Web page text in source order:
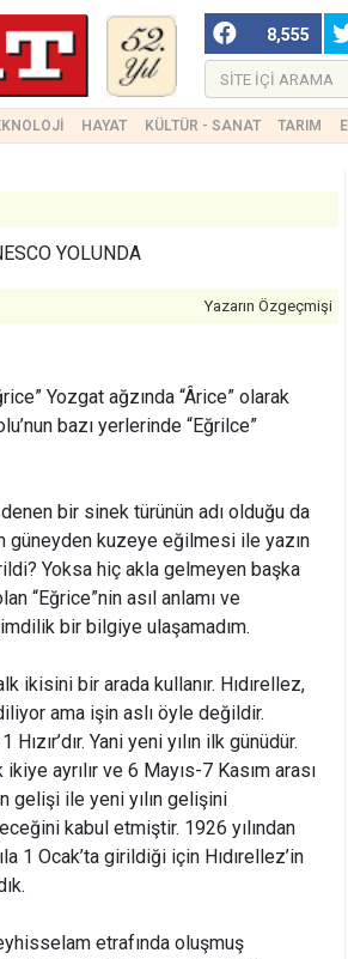
8,555
HAYAT KÜLTÜR - SANAT TARIM
YOLUNDA
Yazarın Özgeçmişi
Yozgat ağzında “Ârice” olarak
bazı yerlerinde “Eğrilce”
bir sinek türünün adı olduğu da
güneyden kuzeye eğilmesi ile yazın
Yoksa hiç akla gelmeyen başka
“Eğrice”nin asıl anlamı ve
bir bilgiye ulaşamadım.
ikisini bir arada kullanır. Hıdırellez,
ama işin aslı öyle değildir.
Yani yeni yılın ilk günüdür.
ayrılır ve 6 Mayıs-7 Kasım arası
gelişi ile yeni yılın gelişini
kabul etmiştir. 1926 yılından
1 Ocak’ta girildiği için Hıdırellez’in
etrafında oluşmuş